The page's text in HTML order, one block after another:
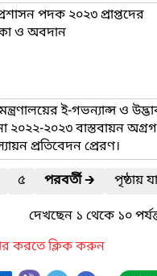
পদক ২০২৩ প্রাপ্তদের
ও অবদান
ই-গভন্যান্স ও
২০২২-২০২৩ বাস্তবায়ন
প্রতিবেদন প্রেরণ।
৫ পরবর্তী🡲
পৃষ্ঠায়
দেখছেন ১ থেকে ১০
করতে ক্লিক করুন